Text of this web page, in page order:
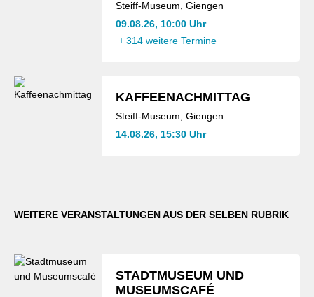
Steiff-Museum, Giengen
09.08.26, 10:00 Uhr
+ 314 weitere Termine
KAFFEENACHMITTAG
Steiff-Museum, Giengen
14.08.26, 15:30 Uhr
WEITERE VERANSTALTUNGEN AUS DER SELBEN RUBRIK
STADTMUSEUM UND
MUSEUMSCAFÉ